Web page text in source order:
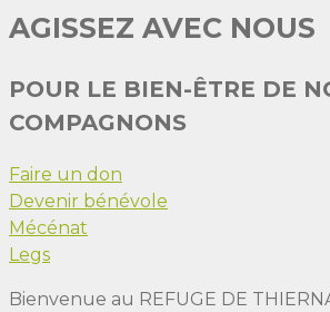
AGISSEZ AVEC NOUS
POUR LE BIEN-ÊTRE DE
COMPAGNONS
Faire un don
Devenir bénévole
Mécénat
Legs
Bienvenue au REFUGE DE